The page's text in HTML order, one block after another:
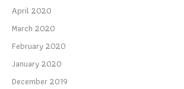
April 2020
March 2020
February 2020
January 2020
December 2019